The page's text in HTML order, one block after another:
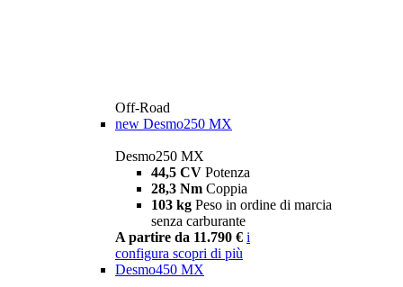
Off-Road
new Desmo250 MX
Desmo250 MX
44,5 CV Potenza
28,3 Nm Coppia
103 kg Peso in ordine di marcia
senza carburante
A partire da 11.790 € i
configura scopri di più
Desmo450 MX